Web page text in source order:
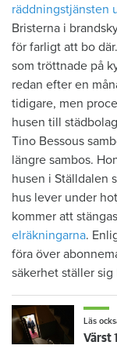
räddningstjänsten
Bristerna i
för farligt att bo
som tröttnade på
redan efter en
tidigare, men
husen till
Tino Bessous
längre sambos.
husen i Ställdalen
hus lever under
kommer att
elräkningarna.
föra över
säkerhet ställer
Läs